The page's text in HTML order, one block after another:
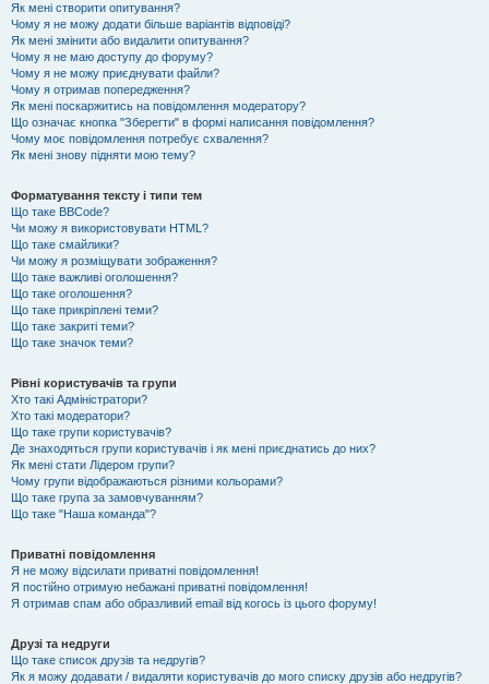
Як мені створити опитування?
Чому я не можу додати більше варіантів відповіді?
Як мені змінити або видалити опитування?
Чому я не маю доступу до форуму?
Чому я не можу приєднувати файли?
Чому я отримав попередження?
Як мені поскаржитись на повідомлення модератору?
Що означає кнопка "Зберегти" в формі написання повідомлення?
Чому моє повідомлення потребує схвалення?
Як мені знову підняти мою тему?
Форматування тексту і типи тем
Що таке BBCode?
Чи можу я використовувати HTML?
Що таке смайлики?
Чи можу я розміщувати зображення?
Що таке важливі оголошення?
Що таке оголошення?
Що таке прикріплені теми?
Що таке закриті теми?
Що таке значок теми?
Рівні користувачів та групи
Хто такі Адміністратори?
Хто такі модератори?
Що таке групи користувачів?
Де знаходяться групи користувачів і як мені приєднатись до них?
Як мені стати Лідером групи?
Чому групи відображаються різними кольорами?
Що таке група за замовчуванням?
Що таке "Наша команда"?
Приватні повідомлення
Я не можу відсилати приватні повідомлення!
Я постійно отримую небажані приватні повідомлення!
Я отримав спам або образливий email від когось із цього форуму!
Друзі та недруги
Що таке список друзів та недругів?
Як я можу додавати / видаляти користувачів до мого списку друзів або недругів?